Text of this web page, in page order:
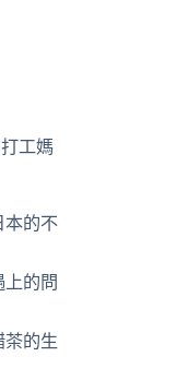
工媽
本的不
的問
茶的生